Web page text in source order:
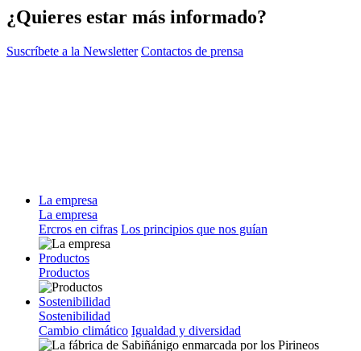
¿Quieres estar más informado?
Suscríbete a la Newsletter Contactos de prensa
La empresa
La empresa
Ercros en cifras Los principios que nos guían
Productos
Productos
Sostenibilidad
Sostenibilidad
Cambio climático Igualdad y diversidad